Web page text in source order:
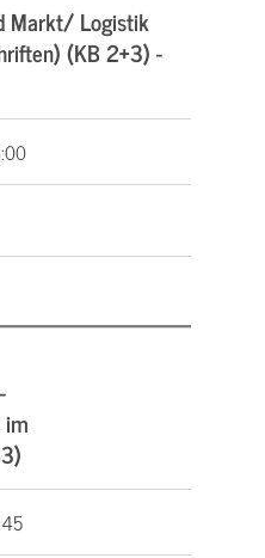
Markt/ Logistik
(KB 2+3) -